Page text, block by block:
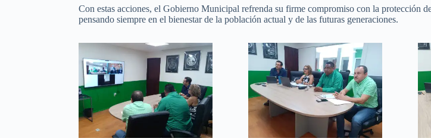
Con estas acciones, el Gobierno Municipal refrenda su firme compromiso con la protección
pensando siempre en el bienestar de la población actual y de las futuras generaciones.